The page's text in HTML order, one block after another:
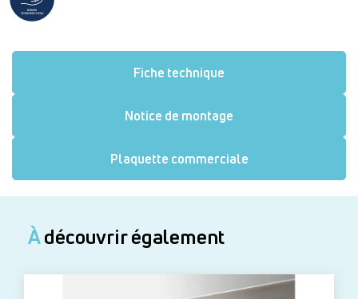
Fiche technique
Notice de montage
Plaquette commerciale
Àdécouvrir également